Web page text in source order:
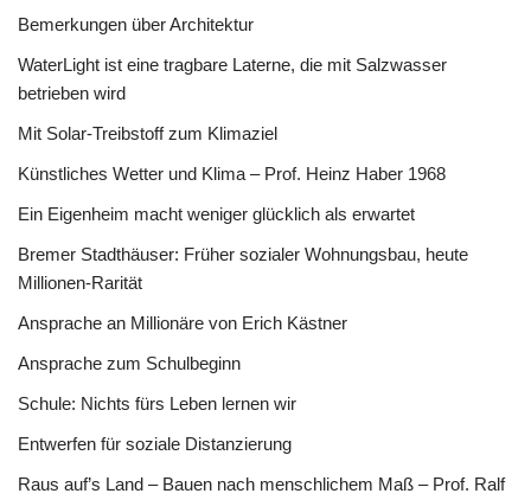
Bemerkungen über Architektur
WaterLight ist eine tragbare Laterne, die mit Salzwasser
betrieben wird
Mit Solar-Treibstoff zum Klimaziel
Künstliches Wetter und Klima – Prof. Heinz Haber 1968
Ein Eigenheim macht weniger glücklich als erwartet
Bremer Stadthäuser: Früher sozialer Wohnungsbau, heute
Millionen-Rarität
Ansprache an Millionäre von Erich Kästner
Ansprache zum Schulbeginn
Schule: Nichts fürs Leben lernen wir
Entwerfen für soziale Distanzierung
Raus auf’s Land – Bauen nach menschlichem Maß – Prof. Ralf